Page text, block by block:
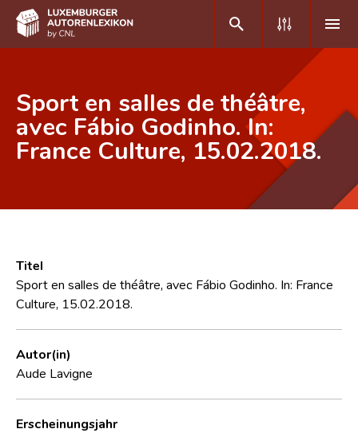
DE FR
Home
Erweiterte Suche
CNL
Forschungsgruppe
Sport en salles de théâtre,
avec Fábio Godinho. In:
France Culture, 15.02.2018.
Titel
Sport en salles de théâtre, avec Fábio Godinho. In: France
Culture, 15.02.2018.
Autor(in)
Aude Lavigne
Erscheinungsjahr